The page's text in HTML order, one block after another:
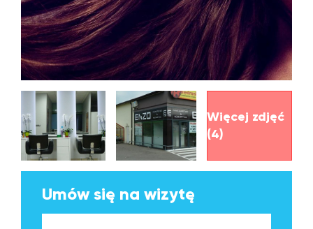
Więcej zdjęć
(4)
Umów się na wizytę